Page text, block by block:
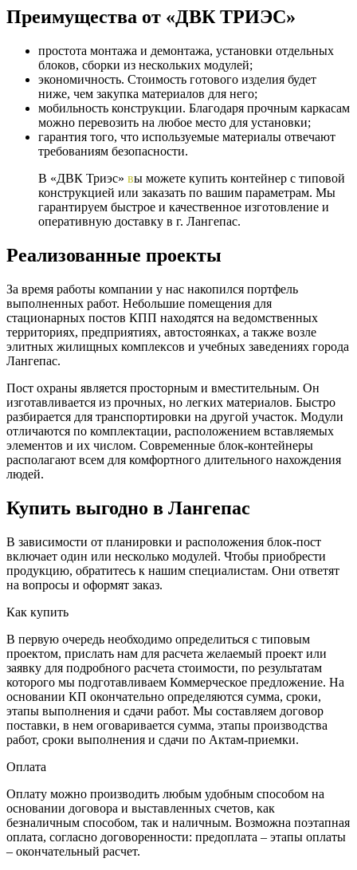
Преимущества от «ДВК ТРИЭС»
простота монтажа и демонтажа, установки отдельных
блоков, сборки из нескольких модулей;
экономичность. Стоимость готового изделия будет
ниже, чем закупка материалов для него;
мобильность конструкции. Благодаря прочным каркасам
можно перевозить на любое место для установки;
гарантия того, что используемые материалы отвечают
требованиям безопасности.
В «ДВК Триэс» вы можете купить контейнер с типовой
конструкцией или заказать по вашим параметрам. Мы
гарантируем быстрое и качественное изготовление и
оперативную доставку в г. Лангепас.
Реализованные проекты
За время работы компании у нас накопился портфель
выполненных работ. Небольшие помещения для
стационарных постов КПП находятся на ведомственных
территориях, предприятиях, автостоянках, а также возле
элитных жилищных комплексов и учебных заведениях города
Лангепас.
Пост охраны является просторным и вместительным. Он
изготавливается из прочных, но легких материалов. Быстро
разбирается для транспортировки на другой участок. Модули
отличаются по комплектации, расположением вставляемых
элементов и их числом. Современные блок-контейнеры
располагают всем для комфортного длительного нахождения
людей.
Купить выгодно в Лангепас
В зависимости от планировки и расположения блок-пост
включает один или несколько модулей. Чтобы приобрести
продукцию, обратитесь к нашим специалистам. Они ответят
на вопросы и оформят заказ.
Как купить
В первую очередь необходимо определиться с типовым
проектом, прислать нам для расчета желаемый проект или
заявку для подробного расчета стоимости, по результатам
которого мы подготавливаем Коммерческое предложение. На
основании КП окончательно определяются сумма, сроки,
этапы выполнения и сдачи работ. Мы составляем договор
поставки, в нем оговаривается сумма, этапы производства
работ, сроки выполнения и сдачи по Актам-приемки.
Оплата
Оплату можно производить любым удобным способом на
основании договора и выставленных счетов, как
безналичным способом, так и наличным. Возможна поэтапная
оплата, согласно договоренности: предоплата – этапы оплаты
– окончательный расчет.